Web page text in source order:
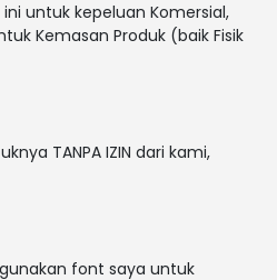
untuk kepeluan Komersial,
Kemasan Produk (baik Fisik
TANPA IZIN dari kami,
font saya untuk